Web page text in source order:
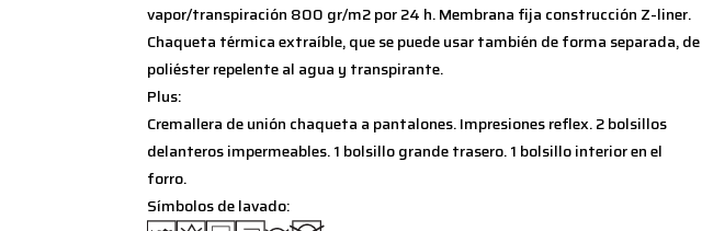
vapor/transpiración 800 gr/m2 por 24 h. Membrana fija construcción Z-liner.
Chaqueta térmica extraíble, que se puede usar también de forma separada, de
poliéster repelente al agua y transpirante.
Plus:
Cremallera de unión chaqueta a pantalones. Impresiones reflex. 2 bolsillos
delanteros impermeables. 1 bolsillo grande trasero. 1 bolsillo interior en el
forro.
Símbolos de lavado: